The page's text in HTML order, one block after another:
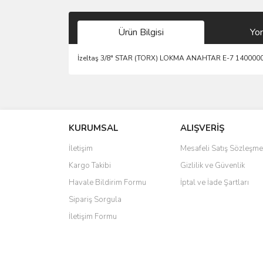
Ürün Bilgisi
İzeltaş 3/8" STAR (TORX) LOKMA ANAHTAR E-7
Ürün resmi kalitesiz, bozuk veya görüntülenemiyor.
Ürün açıklamasında eksik bilgiler bulunuyor.
Ürün bilgilerinde hatalar bulunuyor.
Ürün fiyatı diğer sitelerden daha pahalı.
Bu ürüne benzer farklı alternatifler olmalı.
KURUMSAL
İletişim
Kargo Takibi
Havale Bildirim Formu
Sipariş Sorgula
İletişim Formu
ALIŞVERİŞ
Mesafeli Satış
Gizlilik ve Güvenlik
İptal ve İade Şartları